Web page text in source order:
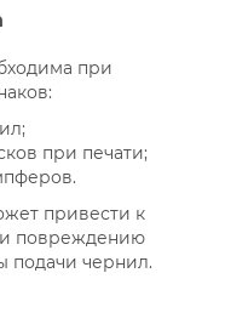
при
при печати;
привести к
и повреждению
подачи чернил.